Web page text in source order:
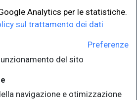
Trieste
di Ateneo
Analytics per le statistiche.
sul trattamento dei dati
Preferenze
del sito
navigazione e otimizzazione